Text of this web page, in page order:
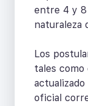
entre 4 y 8
naturaleza
Los
tales
oficial